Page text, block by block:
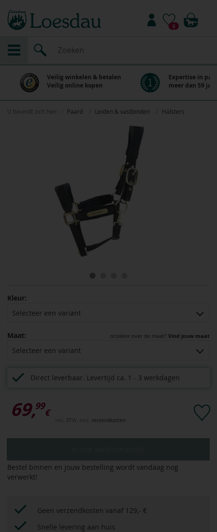
0
Veilig winkelen & betalen
Veilig online kopen
Expertise in
meer dan 59
U bevindt zich hier: Paard Leiden & vastbinden Halsters
Kleur:
Selecteer een variant
Maat: onzeker over de maat? Vind jouw maat
Selecteer een variant
Direct leverbaar. Levertijd ca. 1 - 3 werkdagen
69,99
€
incl. BTW. excl. verzendkosten
Bestel binnen en jouw bestelling wordt vandaag nog
verwerkt!
Geen verzendkosten vanaf 129,- €
Snelle levering aan huis